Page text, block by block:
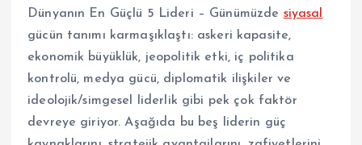
Dünyanın En Güçlü 5 Lideri – Günümüzde siyasal
gücün tanımı karmaşıklaştı: askeri kapasite,
ekonomik büyüklük, jeopolitik etki, iç politika
kontrolü, medya gücü, diplomatik ilişkiler ve
ideolojik/simgesel liderlik gibi pek çok faktör
devreye giriyor. Aşağıda bu beş liderin güç